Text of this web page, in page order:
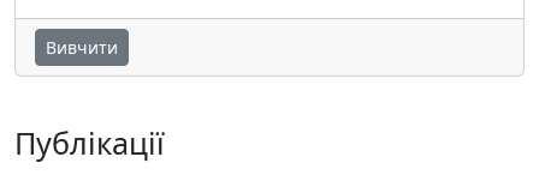
Вивчити
Публікації